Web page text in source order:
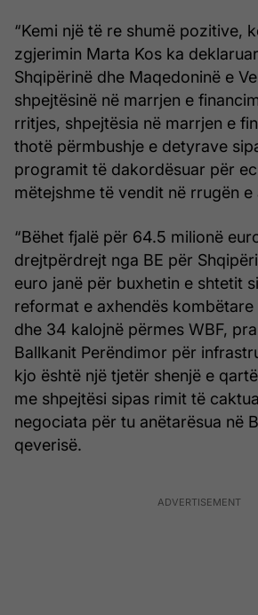
“Kemi një të re shumë pozitive,
zgjerimin Marta Kos ka
Shqipërinë dhe Maqedoninë e
shpejtësinë në marrjen e
rritjes, shpejtësia në marrjen e
thotë përmbushje e detyrave
programit të dakordësuar për
mëtejshme të vendit në rrugën e
“Bëhet fjalë për 64.5 milionë
drejtpërdrejt nga BE për
euro janë për buxhetin e shtetit
reformat e axhendës
dhe 34 kalojnë përmes WBF,
Ballkanit Perëndimor për
kjo është një tjetër shenjë e
me shpejtësi sipas rimit të
negociata për tu anëtarësua në
qeverisë.